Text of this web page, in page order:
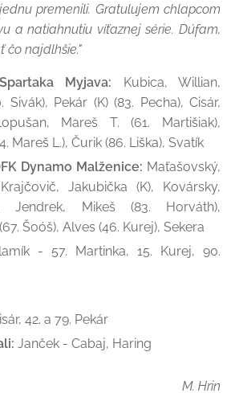
premenili. Gratulujem chlapcom
a natiahnutiu víťaznej série. Dúfam,
čo najdlhšie."
Myjava: Kubica, Willian,
Sivák), Pekár (K) (83. Pecha), Cisár,
Mareš T. (61. Martišiak),
Mareš L.), Čurik (86. Liška), Svatík
Dynamo Malženice: Maťašovský,
Jakubička (K), Kovársky,
Jendrek, Mikeš (83. Horváth),
Šoóš), Alves (46. Kurej), Sekera
- 57. Martinka, 15. Kurej, 90.
42. a 79. Pekár
Janček - Cabaj, Haring
M. Hrin